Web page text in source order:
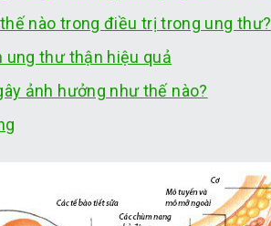
nào trong điều trị trong ung thư?
ung thư thận hiệu quả
ảnh hưởng như thế nào?